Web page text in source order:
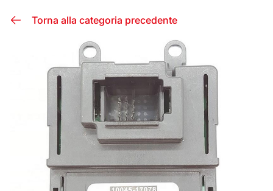
Torna alla categoria precedente